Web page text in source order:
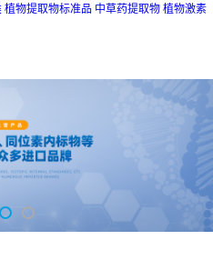
植物提取物标准品 中草药提取物 植物激素